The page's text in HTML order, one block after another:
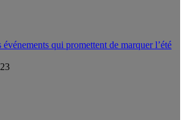
qui promettent de marquer l’été